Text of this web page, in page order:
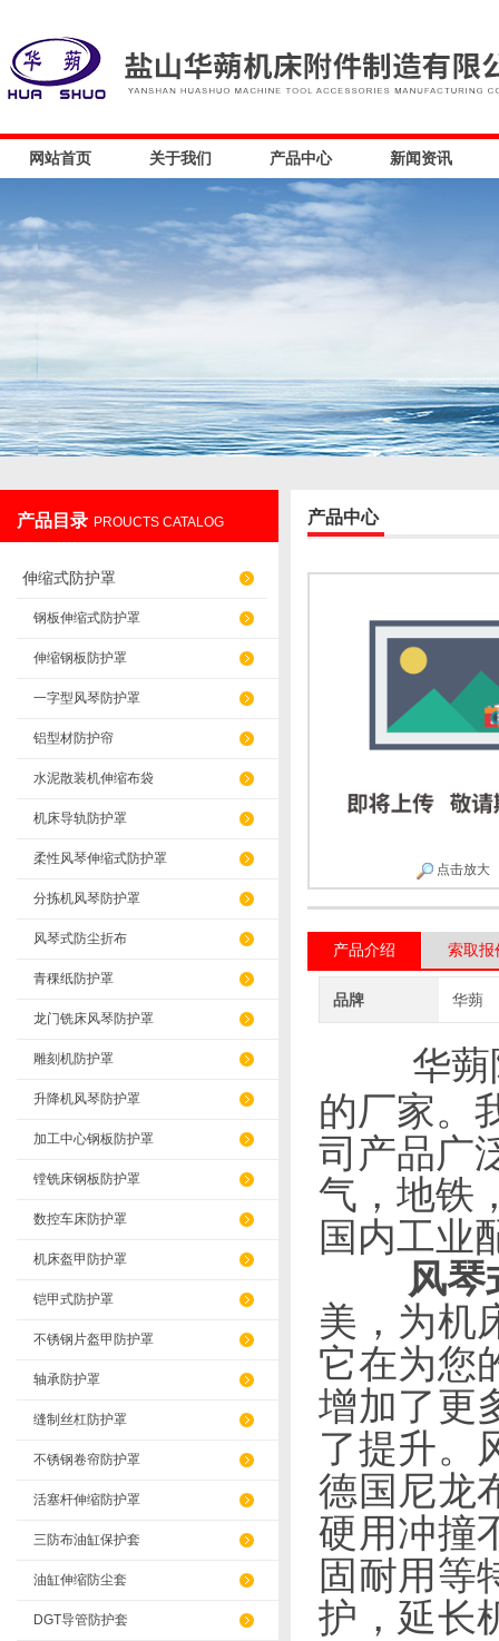
网站首页 关于我们 产品中心 新闻资讯
产品目录 PROUCTS CATALOG
伸缩式防护罩
钢板伸缩式防护罩
伸缩钢板防护罩
一字型风琴防护罩
铝型材防护帘
水泥散装机伸缩布袋
机床导轨防护罩
柔性风琴伸缩式防护罩
分拣机风琴防护罩
风琴式防尘折布
青稞纸防护罩
龙门铣床风琴防护罩
雕刻机防护罩
升降机风琴防护罩
加工中心钢板防护罩
镗铣床钢板防护罩
数控车床防护罩
机床盔甲防护罩
铠甲式防护罩
不锈钢片盔甲防护罩
轴承防护罩
缝制丝杠防护罩
不锈钢卷帘防护罩
活塞杆伸缩防护罩
三防布油缸保护套
油缸伸缩防尘套
DGT导管防护套
产品中心
点击放大
产品介绍 索取报
品牌 华蒴
华
的厂家。
司产品广
气，地铁
国内工业
风琴
美，为机
它在为您
增加了更
了提升。
德国尼龙
硬用冲撞
固耐用等
护，延长